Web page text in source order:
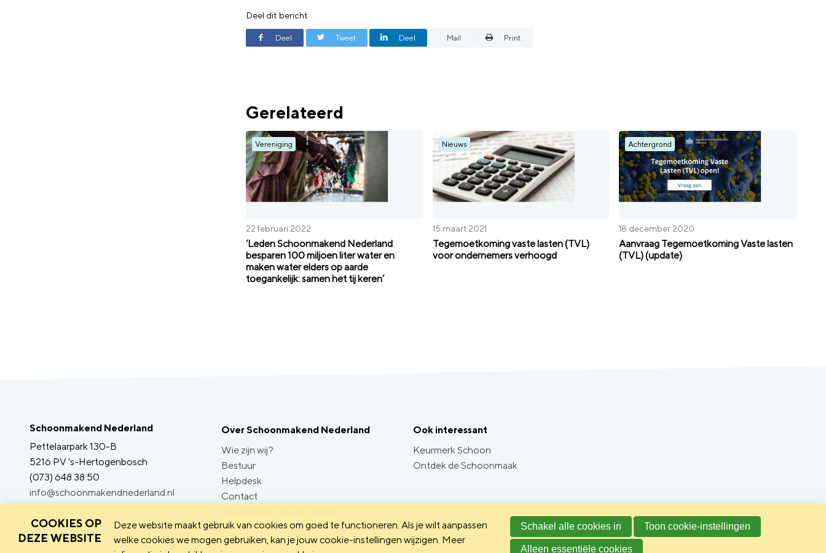
Deel dit bericht
Deel Tweet Deel Mail Print
Gerelateerd
Vereniging
22 februari 2022
‘Leden Schoonmakend Nederland
besparen 100 miljoen liter water en
maken water elders op aarde
toegankelijk: samen het tij keren’
Nieuws
15 maart 2021
Tegemoetkoming vaste lasten (TVL)
voor ondernemers verhoogd
Achtergrond
18 december 2020
Aanvraag Tegemoetkoming Vaste lasten
(TVL) (update)
Schoonmakend Nederland
Pettelaarpark 130-B
5216 PV 's-Hertogenbosch
(073) 648 38 50
info@schoonmakendnederland.nl
Over Schoonmakend Nederland
Wie zijn wij?
Bestuur
Helpdesk
Contact
Ook interessant
Keurmerk Schoon
Ontdek de Schoonmaak
COOKIES OP
DEZE WEBSITE
Deze website maakt gebruik van cookies om goed te functioneren. Als je wilt aanpassen
welke cookies we mogen gebruiken, kan je jouw cookie-instellingen wijzigen. Meer
Schakel alle cookies in Toon cookie-instellingen
Alleen essentiële cookies